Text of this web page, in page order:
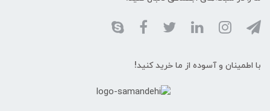
با اطمینان و آسوده از ما خرید کنید!